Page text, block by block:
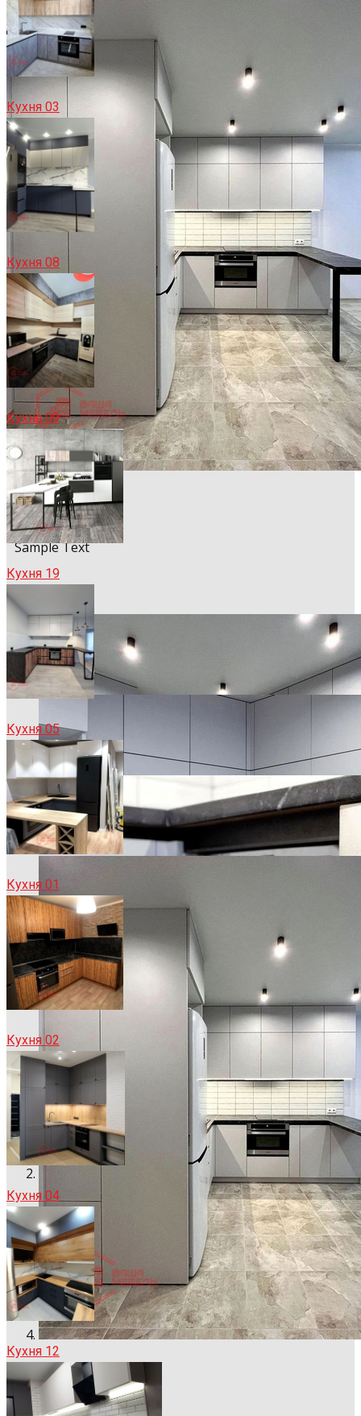
Sample Title
Sample Text
Кухня 03
Кухня 08
Кухня 09
Кухня 19
Кухня 05
Кухня 01
Кухня 02
Кухня 04
Кухня 12